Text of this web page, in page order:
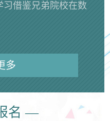
借鉴兄弟院校在数
多
名 —